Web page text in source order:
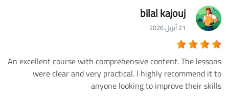
bilal kajouj
21 أبريل 2026
An excellent course with comprehensive content. The lessons
were clear and very practical. I highly recommend it to
anyone looking to improve their skills